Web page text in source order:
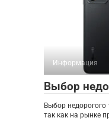
Информация
Выбор
Выбор
так как на рынке